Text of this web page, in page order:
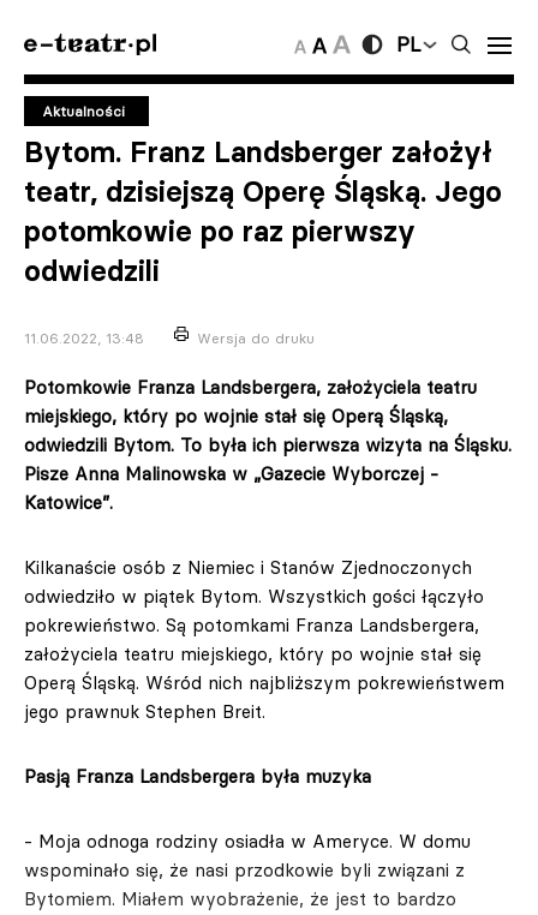
PL
Aktualności
Bytom. Franz Landsberger założył
teatr, dzisiejszą Operę Śląską. Jego
potomkowie po raz pierwszy
odwiedzili
11.06.2022, 13:48 Wersja do druku
Potomkowie Franza Landsbergera, założyciela teatru
miejskiego, który po wojnie stał się Operą Śląską,
odwiedzili Bytom. To była ich pierwsza wizyta na Śląsku.
Pisze Anna Malinowska w „Gazecie Wyborczej -
Katowice”.
Kilkanaście osób z Niemiec i Stanów Zjednoczonych
odwiedziło w piątek Bytom. Wszystkich gości łączyło
pokrewieństwo. Są potomkami Franza Landsbergera,
założyciela teatru miejskiego, który po wojnie stał się
Operą Śląską. Wśród nich najbliższym pokrewieństwem
jego prawnuk Stephen Breit.
Pasją Franza Landsbergera była muzyka
- Moja odnoga rodziny osiadła w Ameryce. W domu
wspominało się, że nasi przodkowie byli związani z
Bytomiem. Miałem wyobrażenie, że jest to bardzo